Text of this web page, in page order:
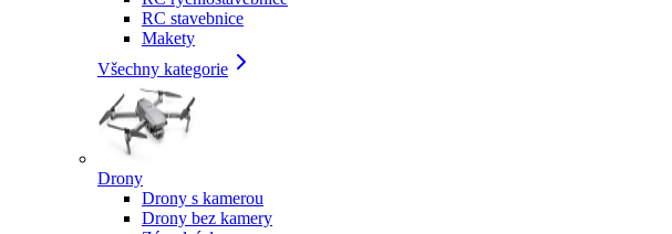
RC stavebnice
Makety
Všechny kategorie
Drony
Drony s kamerou
Drony bez kamery